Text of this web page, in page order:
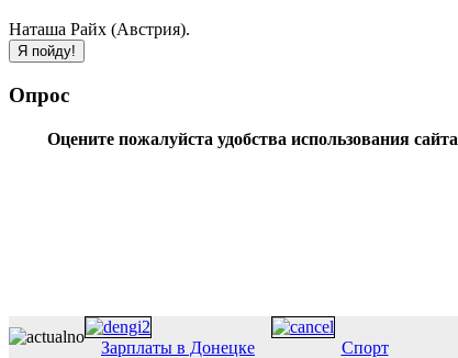
Наташа Райх (Австрия).
Опрос
Оцените пожалуйста удобства использования сайта
Зарплаты в Донецке Спорт